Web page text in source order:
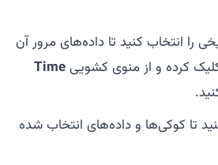
را انتخاب کنید تا داده‌های مرور آن
کرده و از منوی کشوییTime
تا کوکی‌ها و داده‌های انتخاب شده